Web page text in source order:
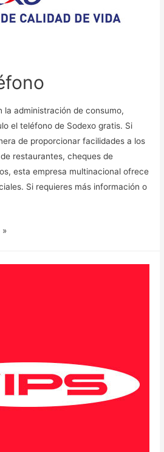
la administración de consumo,
el teléfono de Sodexo gratis. Si
de proporcionar facilidades a los
restaurantes, cheques de
esta empresa multinacional ofrece
Si requieres más información o
»